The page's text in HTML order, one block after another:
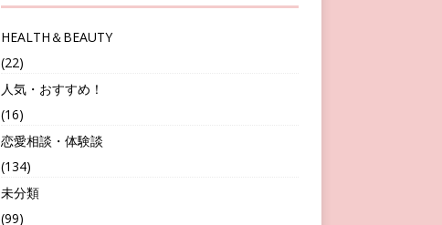
HEALTH＆BEAUTY
(22)
人気・おすすめ！
(16)
恋愛相談・体験談
(134)
未分類
(99)